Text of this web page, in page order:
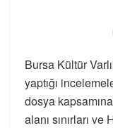
Bursa Kültür
yaptığı
dosya
alanı sınırları ve